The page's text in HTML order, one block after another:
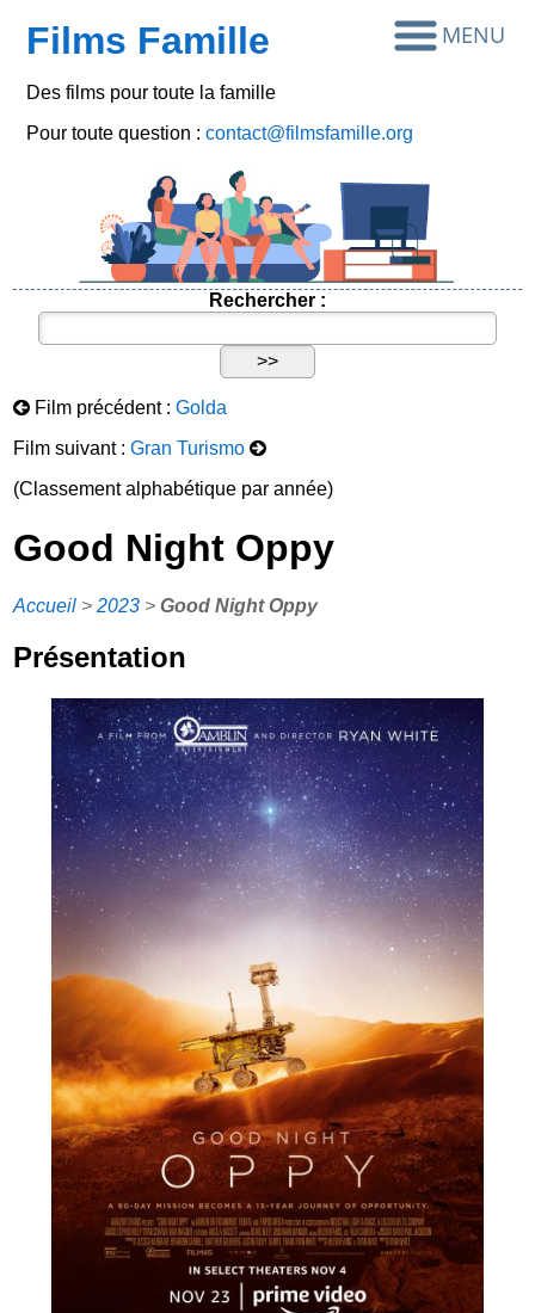
Films Famille
Des films pour toute la famille
Pour toute question :contact@filmsfamille.org
Rechercher :
Film précédent :Golda
Film suivant :Gran Turismo
(Classement alphabétique par année)
Good Night Oppy
Accueil >2023 >Good Night Oppy
Présentation